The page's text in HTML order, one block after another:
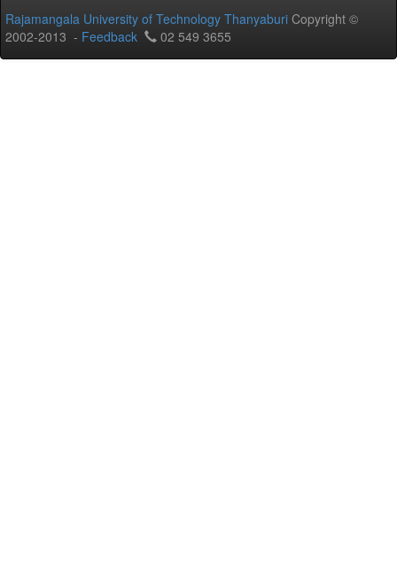
Rajamangala University of Technology Thanyaburi Copyright ©
2002-2013 - Feedback 02 549 3655